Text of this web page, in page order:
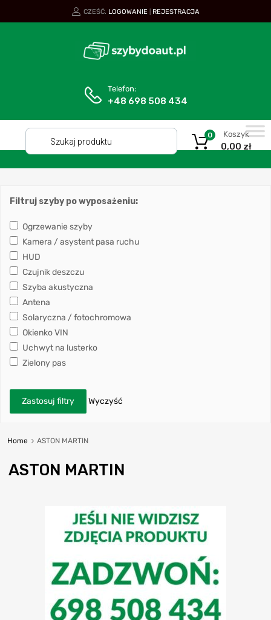
CZEŚĆ. LOGOWANIE REJESTRACJA
Telefon:
+48 698 508 434
Koszyk
0,00 zł
0
Filtruj szyby po wyposażeniu:
Ogrzewanie szyby
Kamera / asystent pasa ruchu
HUD
Czujnik deszczu
Szyba akustyczna
Antena
Solaryczna / fotochromowa
Okienko VIN
Uchwyt na lusterko
Zielony pas
Zastosuj filtry Wyczyść
Home ASTON MARTIN
ASTON MARTIN